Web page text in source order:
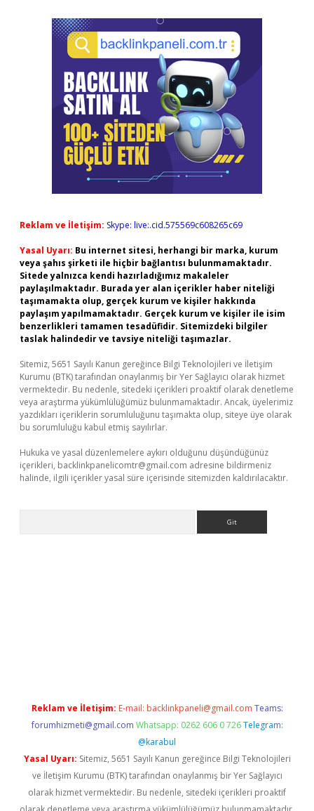
Reklam ve İletişim: Skype: live:.cid.575569c608265c69
Yasal Uyarı: Bu internet sitesi, herhangi bir marka, kurum
veya şahıs şirketi ile hiçbir bağlantısı bulunmamaktadır.
Sitede yalnızca kendi hazırladığımız makaleler
paylaşılmaktadır. Burada yer alan içerikler haber niteliği
taşımamakta olup, gerçek kurum ve kişiler hakkında
paylaşım yapılmamaktadır. Gerçek kurum ve kişiler ile isim
benzerlikleri tamamen tesadüfidir. Sitemizdeki bilgiler
taslak halindedir ve tavsiye niteliği taşımazlar.
Sitemiz, 5651 Sayılı Kanun gereğince Bilgi Teknolojileri ve İletişim
Kurumu (BTK) tarafından onaylanmış bir Yer Sağlayıcı olarak hizmet
vermektedir. Bu nedenle, sitedeki içerikleri proaktif olarak denetleme
veya araştırma yükümlülüğümüz bulunmamaktadır. Ancak, üyelerimiz
yazdıkları içeriklerin sorumluluğunu taşımakta olup, siteye üye olarak
bu sorumluluğu kabul etmiş sayılırlar.
Hukuka ve yasal düzenlemelere aykırı olduğunu düşündüğünüz
içerikleri, backlinkpanelicomtr@gmail.com adresine bildirmeniz
halinde, ilgili içerikler yasal süre içerisinde sitemizden kaldırılacaktır.
Reklam ve İletişim: E-mail: backlinkpaneli@gmail.com Teams:
forumhizmeti@gmail.com Whatsapp: 0262 606 0 726 Telegram:
@karabul
Yasal Uyarı: Sitemiz, 5651 Sayılı Kanun gereğince Bilgi Teknolojileri
ve İletişim Kurumu (BTK) tarafından onaylanmış bir Yer Sağlayıcı
olarak hizmet vermektedir. Bu nedenle, sitedeki içerikleri proaktif